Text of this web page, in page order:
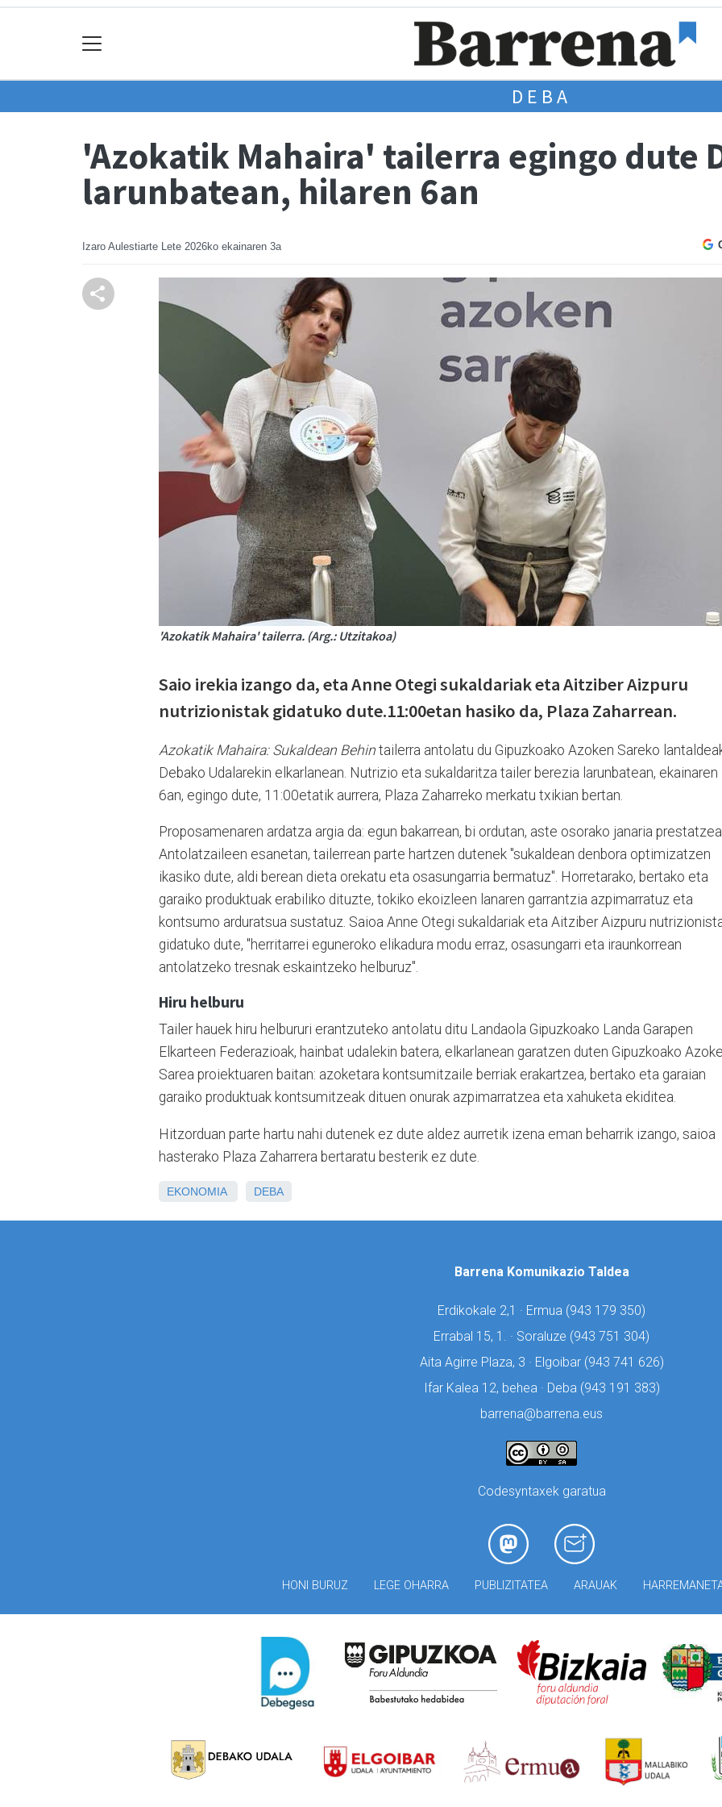
DEBA
'Azokatik Mahaira' tailerra egingo dute
larunbatean, hilaren 6an
Izaro Aulestiarte Lete 2026ko ekainaren 3a
'Azokatik Mahaira' tailerra. (Arg.: Utzitakoa)
Saio irekia izango da, eta Anne Otegi sukaldariak eta Aitziber Aizpuru
nutrizionistak gidatuko dute.11:00etan hasiko da, Plaza Zaharrean.
Azokatik Mahaira: Sukaldean Behin tailerra antolatu du Gipuzkoako Azoken Sareko
Debako Udalarekin elkarlanean. Nutrizio eta sukaldaritza tailer berezia larunbatean, ekainaren
6an, egingo dute, 11:00etatik aurrera, Plaza Zaharreko merkatu txikian bertan.
Proposamenaren ardatza argia da: egun bakarrean, bi ordutan, aste osorako janaria
Antolatzaileen esanetan, tailerrean parte hartzen dutenek "sukaldean denbora optimizatzen
ikasiko dute, aldi berean dieta orekatu eta osasungarria bermatuz". Horretarako, bertako eta
garaiko produktuak erabiliko dituzte, tokiko ekoizleen lanaren garrantzia azpimarratuz eta
kontsumo arduratsua sustatuz. Saioa Anne Otegi sukaldariak eta Aitziber Aizpuru
gidatuko dute, "herritarrei eguneroko elikadura modu erraz, osasungarri eta iraunkorrean
antolatzeko tresnak eskaintzeko helburuz".
Hiru helburu
Tailer hauek hiru helbururi erantzuteko antolatu ditu Landaola Gipuzkoako Landa Garapen
Elkarteen Federazioak, hainbat udalekin batera, elkarlanean garatzen duten Gipuzkoako
Sarea proiektuaren baitan: azoketara kontsumitzaile berriak erakartzea, bertako eta garaian
garaiko produktuak kontsumitzeak dituen onurak azpimarratzea eta xahuketa ekiditea.
Hitzorduan parte hartu nahi dutenek ez dute aldez aurretik izena eman beharrik izango, saioa
hasterako Plaza Zaharrera bertaratu besterik ez dute.
EKONOMIA DEBA
Barrena Komunikazio Taldea
Erdikokale 2,1 · Ermua (943 179 350)
Errabal 15, 1. · Soraluze (943 751 304)
Aita Agirre Plaza, 3 · Elgoibar (943 741 626)
Ifar Kalea 12, behea · Deba (943 191 383)
barrena@barrena.eus
Codesyntaxek garatua
HONI BURUZ LEGE OHARRA PUBLIZITATEA ARAUAK